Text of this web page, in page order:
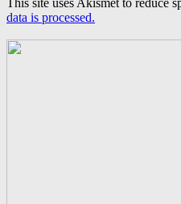
This site uses Akismet to reduce
data is processed.